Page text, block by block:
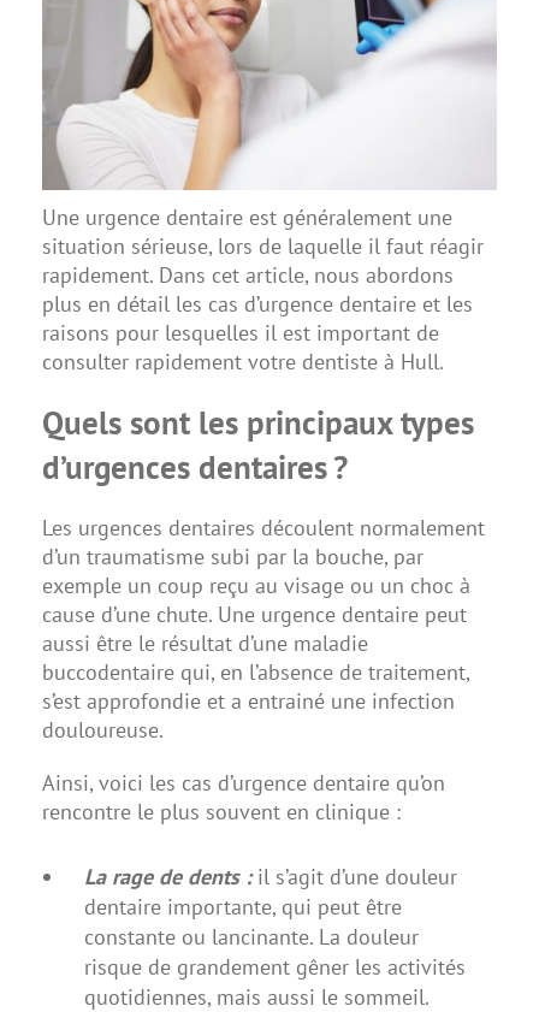
Une urgence dentaire est généralement une
situation sérieuse, lors de laquelle il faut réagir
rapidement. Dans cet article, nous abordons
plus en détail les cas d’urgence dentaire et les
raisons pour lesquelles il est important de
consulter rapidement votre dentiste à Hull.
Quels sont les principaux types
d’urgences dentaires ?
Les urgences dentaires découlent normalement
d’un traumatisme subi par la bouche, par
exemple un coup reçu au visage ou un choc à
cause d’une chute. Une urgence dentaire peut
aussi être le résultat d’une maladie
buccodentaire qui, en l’absence de traitement,
s’est approfondie et a entrainé une infection
douloureuse.
Ainsi, voici les cas d’urgence dentaire qu’on
rencontre le plus souvent en clinique :
La rage de dents :il s’agit d’une douleur
dentaire importante, qui peut être
constante ou lancinante. La douleur
risque de grandement gêner les activités
quotidiennes, mais aussi le sommeil.